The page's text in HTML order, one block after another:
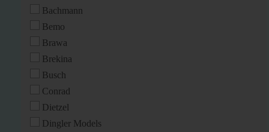
Bachmann
Bemo
Brawa
Brekina
Busch
Conrad
Dietzel
Dingler Models